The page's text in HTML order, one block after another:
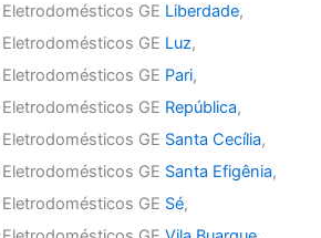
GE Liberdade,
GE Luz,
GE Pari,
GE República,
GE Santa Cecília,
GE Santa Efigênia,
GE Sé,